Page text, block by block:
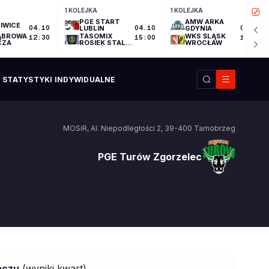
04.10
12:30
1 KOLEJKA
PGE START
LUBLIN
TASOMIX
ROSIEK STAL
WIELKOPOLSKI
04.10
15:00
1 KOLEJKA
AMW ARKA
GDYNIA
WKS ŚLĄSK
WROCŁAW
04.10
17:30
STATYSTYKI INDYWIDUALNE
MOSiR, Al. Niepodległości 2, 39-400 Tarnobrzeg
PGE Turów Zgorzelec